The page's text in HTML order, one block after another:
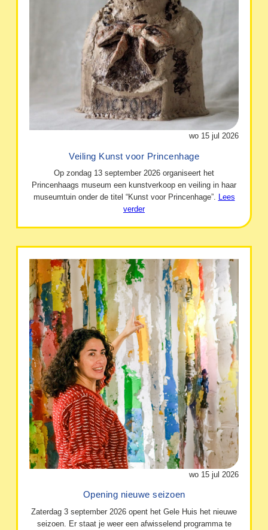
wo 15 jul 2026
Veiling Kunst voor Princenhage
Op zondag 13 september 2026 organiseert het
Princenhaags museum een kunstverkoop en veiling in haar
museumtuin onder de titel “Kunst voor Princenhage”. Lees
verder
wo 15 jul 2026
Opening nieuwe seizoen
Zaterdag 3 september 2026 opent het Gele Huis het nieuwe
seizoen. Er staat je weer een afwisselend programma te